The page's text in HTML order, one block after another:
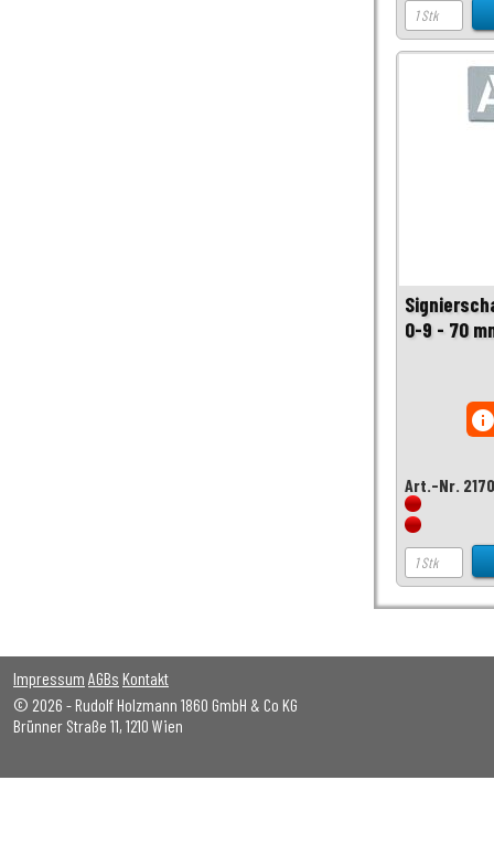
0-9 - 70
Art.-Nr.
Impressum AGBs Kontakt
© 2026 - Rudolf Holzmann 1860 GmbH & Co KG
Brünner Straße 11, 1210 Wien